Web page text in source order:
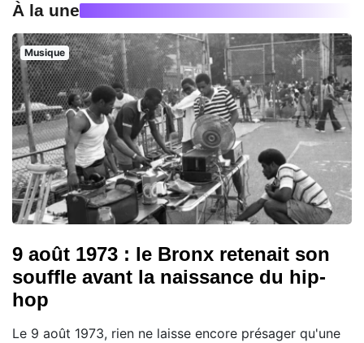
À la une
Musique
9 août 1973 : le Bronx retenait son
souffle avant la naissance du hip-
hop
Le 9 août 1973, rien ne laisse encore présager qu'une